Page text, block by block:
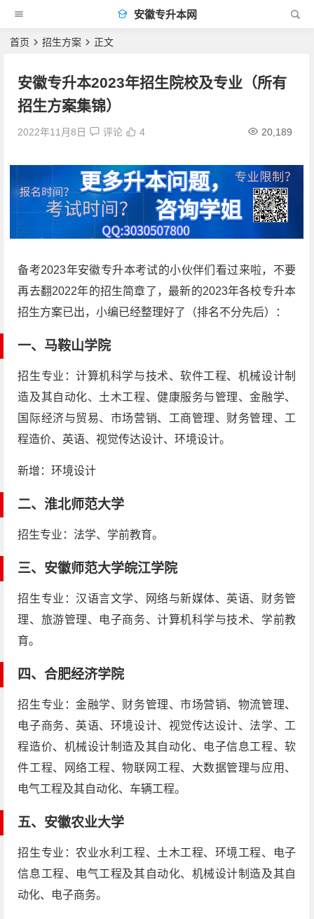
安徽专升本网
首页 招生方案 正文
安徽专升本2023年招生院校及专业（所有
招生方案集锦）
2022年11月8日 评论 20,189
4
备考2023年安徽专升本考试的小伙伴们看过来啦，不要
再去翻2022年的招生简章了，最新的2023年各校专升本
招生方案已出，小编已经整理好了（排名不分先后）：
一、 马鞍山学院
招生专业：计算机科学与技术、软件工程、机械设计制
造及其自动化、土木工程、健康服务与管理、金融学、
国际经济与贸易、市场营销、工商管理、财务管理、工
程造价、英语、视觉传达设计、环境设计。
新增：环境设计
二、淮北师范大学
招生专业：法学、学前教育。
三、 安徽师范大学皖江学院
招生专业：汉语言文学、网络与新媒体、英语、财务管
理、旅游管理、电子商务、计算机科学与技术、学前教
育。
四、合肥经济学院
招生专业：金融学、财务管理、市场营销、物流管理、
电子商务、英语、环境设计、视觉传达设计、法学、工
程造价、机械设计制造及其自动化、电子信息工程、软
件工程、网络工程、物联网工程、大数据管理与应用、
电气工程及其自动化、车辆工程。
五、 安徽农业大学
招生专业：农业水利工程、土木工程、环境工程、电子
信息工程、电气工程及其自动化、机械设计制造及其自
动化、电子商务。